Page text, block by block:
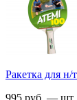
Ракетка для
995 руб. — шт.